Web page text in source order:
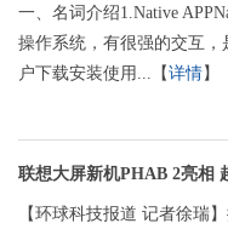
一、名词介绍1.Native
操作系统，有很强的交互，
户下载安装使用...【详情】
联想大屏新机PHAB 2亮相
【环球科技报道 记者徐瑞